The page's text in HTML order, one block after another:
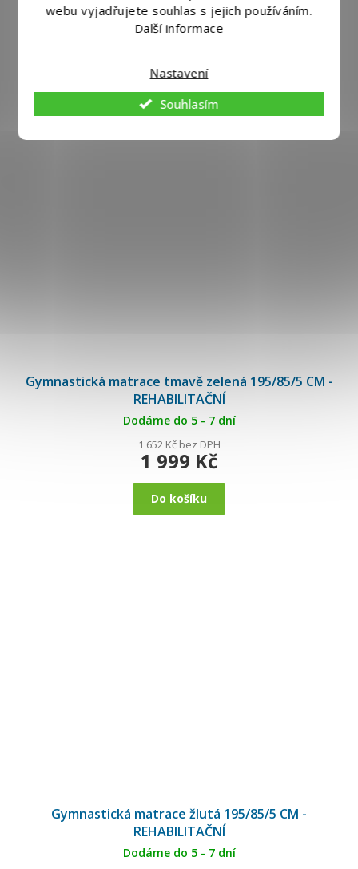
webu vyjadřujete souhlas s jejich používáním.
Další informace
Nastavení
Souhlasím
1 652 Kč bez DPH
1 999 Kč
Do košíku
Gymnastická matrace tmavě zelená 195/85/5 CM -
REHABILITAČNÍ
Dodáme do 5 - 7 dní
1 652 Kč bez DPH
1 999 Kč
Do košíku
Gymnastická matrace žlutá 195/85/5 CM -
REHABILITAČNÍ
Dodáme do 5 - 7 dní